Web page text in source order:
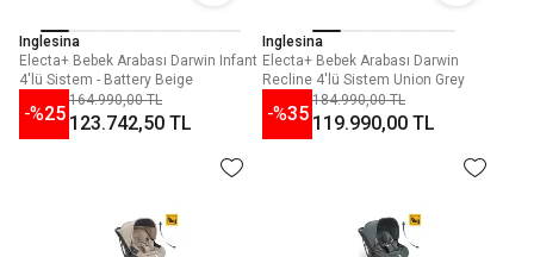
Inglesina
Electa+ Bebek Arabası Darwin Infant
4'lü Sistem - Battery Beige
-%25
164.990,00 TL
123.742,50 TL
Inglesina
Electa+ Bebek Arabası Darwin
Recline 4'lü Sistem Union Grey
-%35
184.990,00 TL
119.990,00 TL